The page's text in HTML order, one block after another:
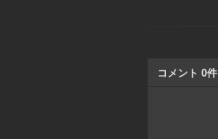
コメント 0件